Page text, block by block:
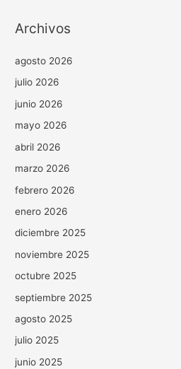
Archivos
agosto 2026
julio 2026
junio 2026
mayo 2026
abril 2026
marzo 2026
febrero 2026
enero 2026
diciembre 2025
noviembre 2025
octubre 2025
septiembre 2025
agosto 2025
julio 2025
junio 2025